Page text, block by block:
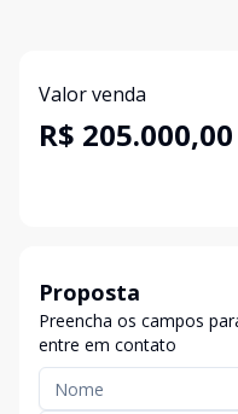
Valor venda
R$ 205.000,00
Proposta
Preencha os campos
entre em contato